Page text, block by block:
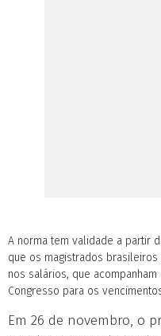
A norma tem validade a partir
que os magistrados
nos salários, que
Congresso para os
Em 26 de novembro, o